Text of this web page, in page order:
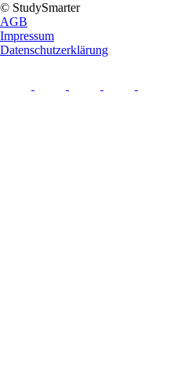
© StudySmarter
AGB
Impressum
Datenschutzerklärung